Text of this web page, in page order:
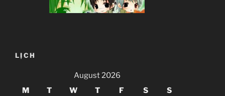
LỊCH
August 2026
M
T W T F S S